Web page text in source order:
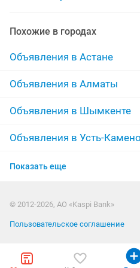
Похожие в городах
Объявления в Астане
Объявления в Алматы
Объявления в Шымкенте
Объявления в Усть-
Объявления в Актобе
Объявления в Павлодаре
Показать еще
© 2012-2026, АО «Kaspi Bank»
Пользовательское соглашение